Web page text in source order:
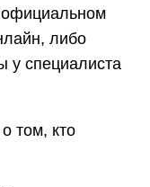
официальном
либо
у специалиста
том, кто